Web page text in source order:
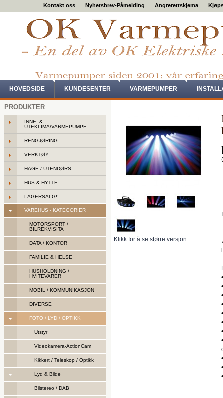
Kontakt oss Nyhetsbrev-Påmelding Angrerettskjema
HOVEDSIDE KUNDESENTER VARMEPUMPER
PRODUKTER
INNE- &
UTEKLIMA/VARMEPUMPE
RENGJØRING
VERKTØY
HAGE / UTENDØRS
HUS & HYTTE
LAGERSALG!!
VAREHUS - KATEGORIER
MOTORSPORT /
BILREKVISITA
DATA / KONTOR
FAMILIE & HELSE
HUSHOLDNING /
HVITEVARER
MOBIL / KOMMUNIKASJON
DIVERSE
FOTO / LYD / OPTIKK
Utstyr
Videokamera-ActionCam
Kikkert / Teleskop / Optikk
Lyd & Bilde
Bilstereo / DAB
Klikk for å se større versjon